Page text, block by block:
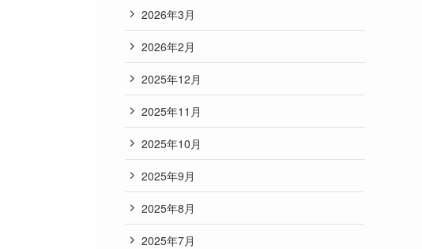
2026年3月
2026年2月
2025年12月
2025年11月
2025年10月
2025年9月
2025年8月
2025年7月